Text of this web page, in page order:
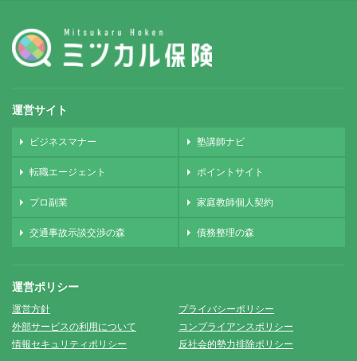
運営サイト
ビジネスマナー 塾講師ナビ
転職エージェント ポイントサイト
プロ副業 家庭教師個人契約
交通事故示談交渉の森 債務整理の森
運営ポリシー
運営方針
プライバシーポリシー
外部サービスの利用について
コンプライアンスポリシー
情報セキュリティポリシー
反社会的勢力排除ポリシー